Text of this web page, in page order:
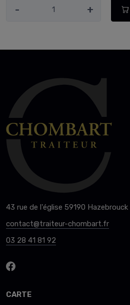
- +
43 rue de l'église 59190 Hazebrouck
contact@traiteur-chombart.fr
03 28 41 81 92
CARTE